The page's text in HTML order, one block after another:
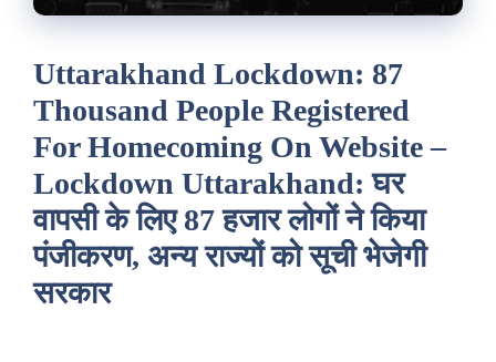
Uttarakhand Lockdown: 87
Thousand People Registered
For Homecoming On Website –
Lockdown Uttarakhand: घर
वापसी के लिए 87 हजार लोगों ने किया
पंजीकरण, अन्य राज्यों को सूची भेजेगी
सरकार